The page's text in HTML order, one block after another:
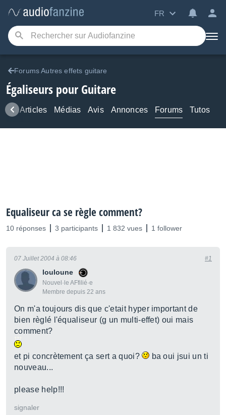
FR
Forums Autres effets guitare
Égaliseurs pour Guitare
Articles Médias Avis Annonces Forums Tutos
Equaliseur ca se règle comment?
10 réponses 3 participants 1 832 vues 1 follower
louloune
Nouvel·le AFfilié·e
Membre depuis 22 ans
07 Juillet 2004 à 08:46 #1
On m'a toujours dis que c'etait hyper important de
bien règlé l'équaliseur (g un multi-effet) oui mais
comment?
et pi concrètement ça sert a quoi?
ba oui jsui un ti
nouveau...
please help!!!
signaler